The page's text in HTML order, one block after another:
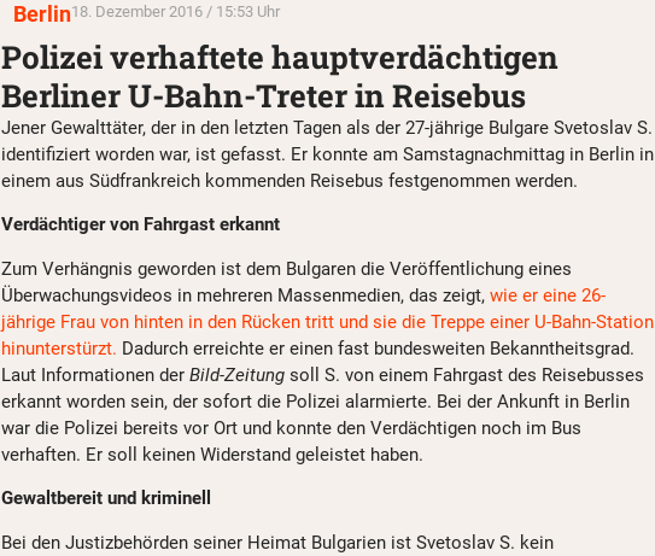
Berlin18. Dezember 2016 / 15:53 Uhr
Polizei verhaftete hauptverdächtigen
Berliner U-Bahn-Treter in Reisebus
Jener Gewalttäter, der in den letzten Tagen als der 27-jährige Bulgare Svetoslav S.
identifiziert worden war, ist gefasst. Er konnte am Samstagnachmittag in Berlin in
einem aus Südfrankreich kommenden Reisebus festgenommen werden.
Verdächtiger von Fahrgast erkannt
Zum Verhängnis geworden ist dem Bulgaren die Veröffentlichung eines
Überwachungsvideos in mehreren Massenmedien, das zeigt, wie er eine 26-
jährige Frau von hinten in den Rücken tritt und sie die Treppe einer U-Bahn-Station
hinunterstürzt. Dadurch erreichte er einen fast bundesweiten Bekanntheitsgrad.
Laut Informationen der Bild-Zeitung soll S. von einem Fahrgast des Reisebusses
erkannt worden sein, der sofort die Polizei alarmierte. Bei der Ankunft in Berlin
war die Polizei bereits vor Ort und konnte den Verdächtigen noch im Bus
verhaften. Er soll keinen Widerstand geleistet haben.
Gewaltbereit und kriminell
Bei den Justizbehörden seiner Heimat Bulgarien ist Svetoslav S. kein